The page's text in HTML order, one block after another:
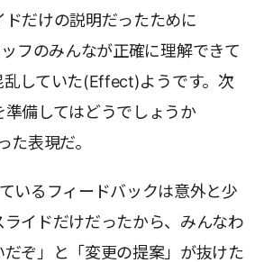
だけの説明だったために
フのみんなが正確に理解できて
乱していた(Effect)ようです。次
準備してはどうでしょうか
た表現だ。
いるフィードバックは意外と少
イドだけだったから、みんなわ
ぞ」と「変更の提案」が抜けた